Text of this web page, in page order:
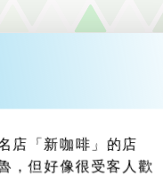
店「新咖啡」的店
，但好像很受客人歡